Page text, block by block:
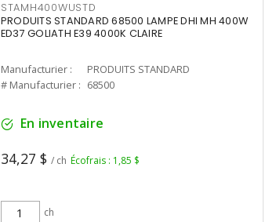
STAMH400WUSTD
PRODUITS STANDARD 68500 LAMPE DHI MH 400W
ED37 GOLIATH E39 4000K CLAIRE
Manufacturier :
PRODUITS STANDARD
# Manufacturier : 68500
En inventaire
34,27 $ / ch Écofrais : 1,85 $
ch